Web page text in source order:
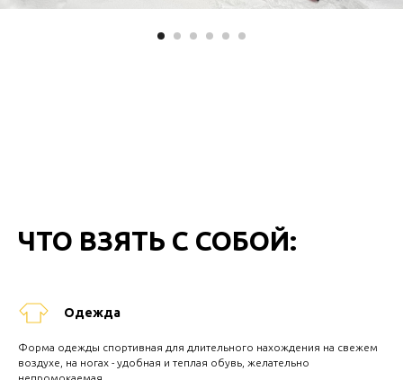
ЧТО ВЗЯТЬ С СОБОЙ:
Одежда
Форма одежды спортивная для длительного нахождения на свежем
воздухе, на ногах - удобная и теплая обувь, желательно